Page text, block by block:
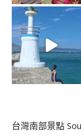
台灣南部景點